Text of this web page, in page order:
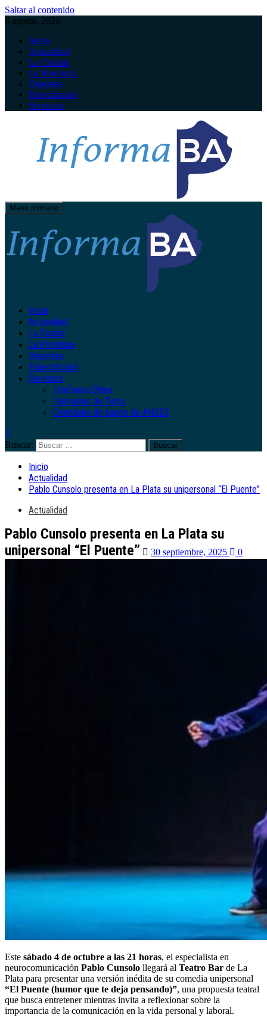
Saltar al contenido
6 agosto, 2026
Inicio
Actualidad
La Ciudad
La Provincia
Deportes
Espectáculos
Servicios
Menú primario
Inicio
Actualidad
La Ciudad
La Provincia
Deportes
Espectáculos
Servicios
Teléfonos Útiles
Farmacias de Turno
Calendario de pagos de ANSES
Buscar:
Inicio
Actualidad
Pablo Cunsolo presenta en La Plata su unipersonal “El Puente”
Actualidad
Pablo Cunsolo presenta en La Plata su
unipersonal “El Puente”
30 septiembre, 2025 0
Este sábado 4 de octubre a las 21 horas, el especialista en
neurocomunicación Pablo Cunsolo llegará al Teatro Bar de La
Plata para presentar una versión inédita de su comedia unipersonal
“El Puente (humor que te deja pensando)”, una propuesta teatral
que busca entretener mientras invita a reflexionar sobre la
importancia de la comunicación en la vida personal y laboral.